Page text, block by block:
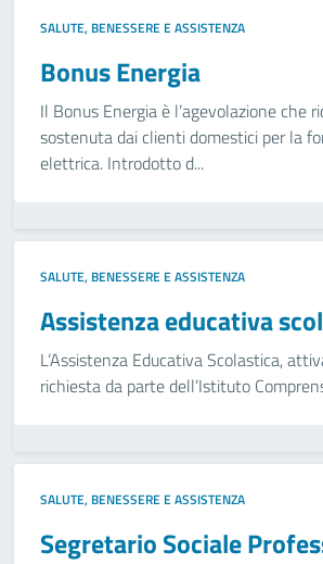
SALUTE, BENESSERE E ASSISTENZA
Bonus Energia
Il Bonus Energia è l’agevolazione che
sostenuta dai clienti domestici per la
elettrica. Introdotto d...
SALUTE, BENESSERE E ASSISTENZA
Assistenza educativa
L‘Assistenza Educativa Scolastica,
richiesta da parte dell’Istituto
SALUTE, BENESSERE E ASSISTENZA
Segretario Sociale